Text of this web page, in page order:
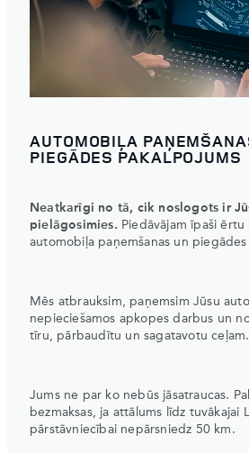
AUTOMOBIĻA
PIEGĀDES PAKALPOJUMS
Neatkarīgi no tā, cik noslogots ir
pielāgosimies. Piedāvājam īpaši
automobiļa paņemšanas un
Mēs atbrauksim, paņemsim Jūsu
nepieciešamos apkopes darbus un
tīru, pārbaudītu un sagatavotu ceļam.
Jums ne par ko nebūs jāsatraucas.
bezmaksas, ja attālums līdz tuvākajai
pārstāvniecībai nepārsniedz 50 km.